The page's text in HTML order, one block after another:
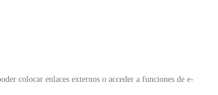
colocar enlaces externos o acceder a funciones de e-